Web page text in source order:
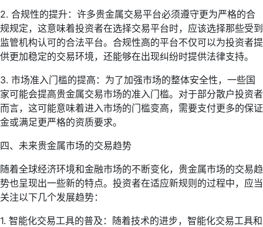
2. 合规性的提升：许多贵金属交易平台必须遵守更为严格的合
规规定，这意味着投资者在选择交易平台时，应该选择那些受到
监管机构认可的合法平台。合规性高的平台不仅可以为投资者提
供更加稳定的交易环境，还能够在出现纠纷时提供法律支持。
3. 市场准入门槛的提高：为了加强市场的整体安全性，一些国
家可能会提高贵金属交易市场的准入门槛。对于部分散户投资者
而言，这可能意味着进入市场的门槛变高，需要支付更多的保证
金或满足更严格的资质要求。
四、未来贵金属市场的交易趋势
随着全球经济环境和金融市场的不断变化，贵金属市场的交易趋
势也呈现出一些新的特点。投资者在适应新规则的过程中，应当
关注以下几个发展趋势：
1. 智能化交易工具的普及：随着技术的进步，智能化交易工具和